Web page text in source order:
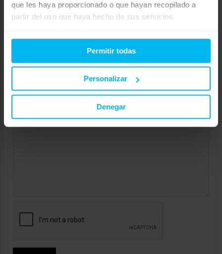
que les haya proporcionado o que hayan recopilado a
partir del uso que haya hecho de sus servicios.
Permitir todas
Personalizar
Denegar
Correo electrónico (no se publicará) (obligatorio):
Web: